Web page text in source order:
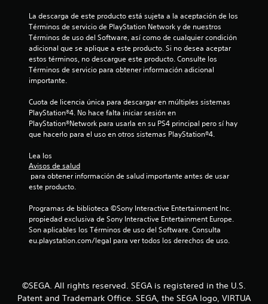
l
i
f
c
a
n
e
La descarga de este producto está sujeta a la aceptación de los
Términos de servicio de PlayStation Network y de nuestros
Términos de uso del Software, así como de cualquier condición
adicional que se aplique a este producto. Si no desea aceptar
estos términos, no descargue este producto. Consulte los
Términos de servicio para obtener información adicional
importante.
Cuota de licencia única para descargar en múltiples sistemas
PlayStation®4. No hace falta iniciar sesión en
PlayStation®Network para usarla en su PS4 principal pero sí hay
que hacerlo para el uso en otros sistemas PlayStation®4.
Lea los
Avisos de salud
este producto.
Programas de biblioteca ©Sony Interactive Entertainment Inc.
propiedad exclusiva de Sony Interactive Entertainment Europe.
Son aplicables los Términos de uso del Software. Consulta
eu.playstation.com/legal para ver todos los derechos de uso.
©SEGA. All rights reserved. SEGA is registered in the U.S.
Patent and Trademark Office. SEGA, the SEGA logo, VIRTUA